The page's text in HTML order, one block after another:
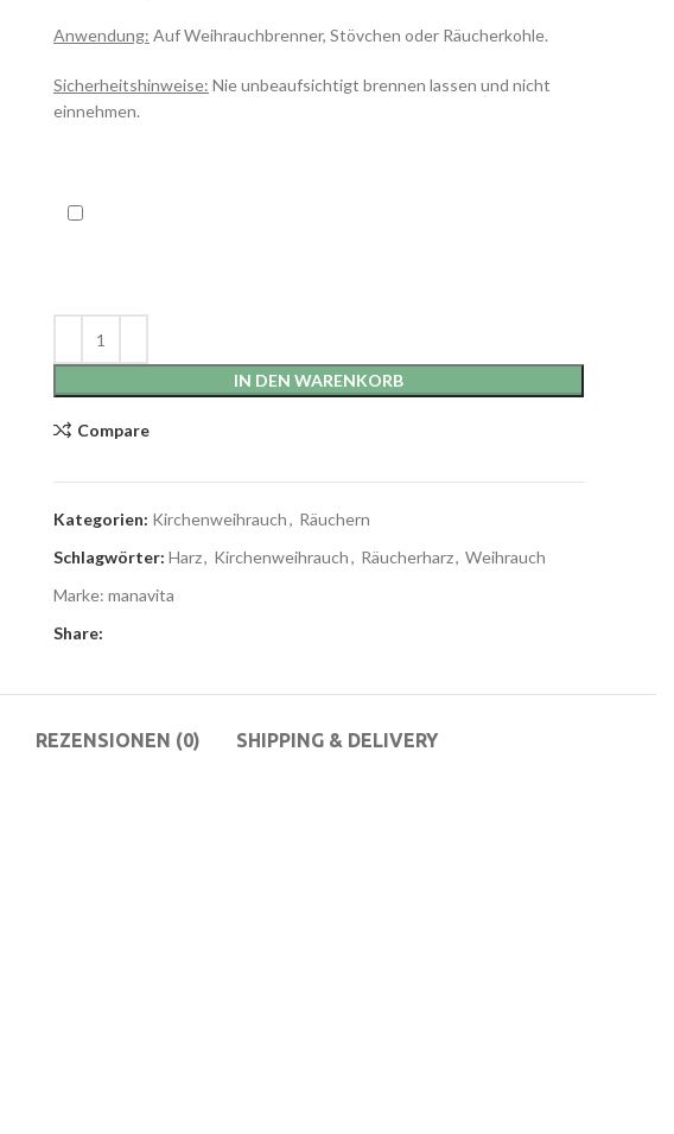
Anwendung: Auf Weihrauchbrenner, Stövchen oder Räucherkohle.
Sicherheitshinweise: Nie unbeaufsichtigt brennen lassen und nicht
einnehmen.
IN DEN WARENKORB
Compare
Kategorien: Kirchenweihrauch, Räuchern
Schlagwörter: Harz, Kirchenweihrauch, Räucherharz, Weihrauch
Marke: manavita
Share:
REZENSIONEN (0) SHIPPING & DELIVERY